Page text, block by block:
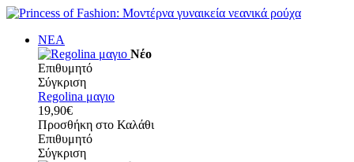
ΝΕΑ
Νέο
Επιθυμητό
Σύγκριση
Regolina μαγιο
19,90€
Προσθήκη στο Καλάθι
Επιθυμητό
Σύγκριση